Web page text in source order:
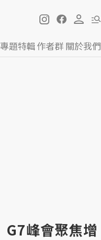
專題特輯作者群關於我們
峰會聚焦增